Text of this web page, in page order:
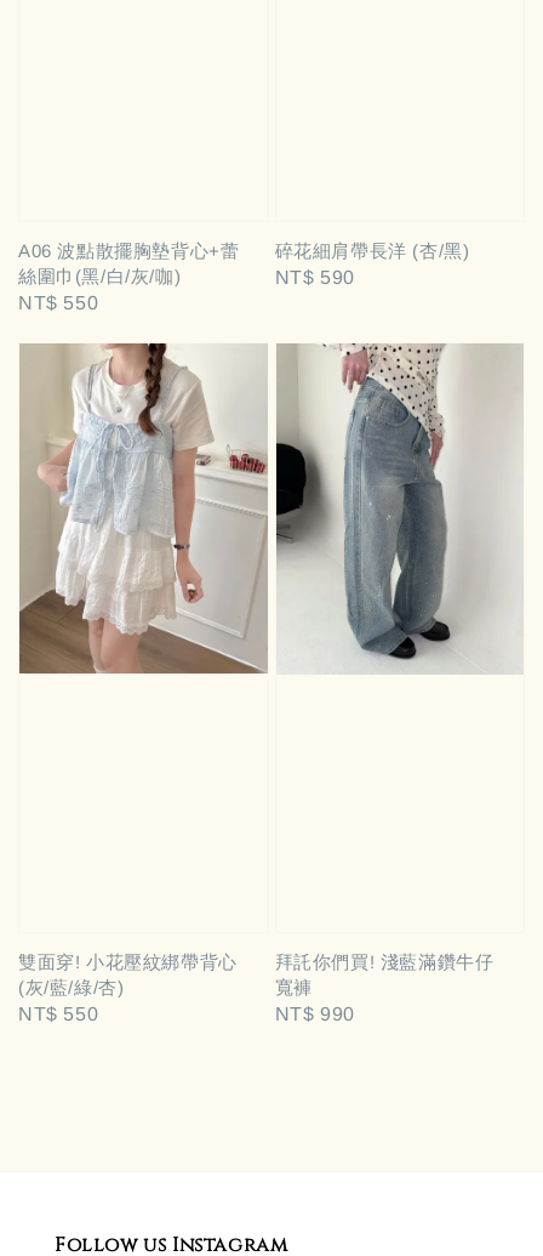
A06 波點散擺胸墊背心+蕾
絲圍巾(黑/白/灰/咖)
Regular
NT$ 550
碎花細肩帶長洋 (杏/黑)
Regular
NT$ 590
雙面穿! 小花壓紋綁帶背心
(灰/藍/綠/杏)
Regular
NT$ 550
拜託你們買! 淺藍滿鑽牛仔
寬褲
Regular
NT$ 990
Follow us Instagram